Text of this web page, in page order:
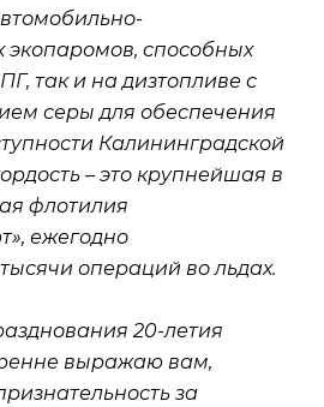
способных
так и на дизтопливе с
серы для обеспечения
Калининградской
– это крупнейшая в
флотилия
ежегодно
операций во льдах.
20-летия
выражаю вам,
за